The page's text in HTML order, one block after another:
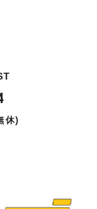
休)